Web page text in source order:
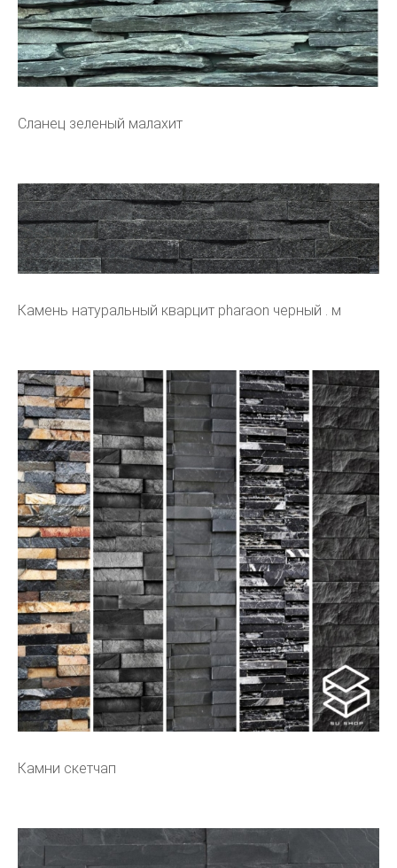
Сланец зеленый малахит
Камень натуральный кварцит pharaon черный . м
Камни скетчап